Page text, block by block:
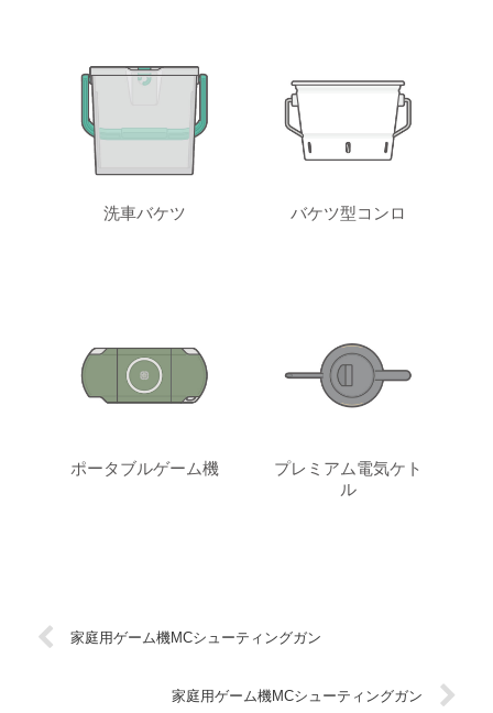
洗車バケツ バケツ型コンロ
ポータブルゲーム機
プレミアム電気ケト
ル
家庭用ゲーム機MCシューティングガン
家庭用ゲーム機MCシューティングガン